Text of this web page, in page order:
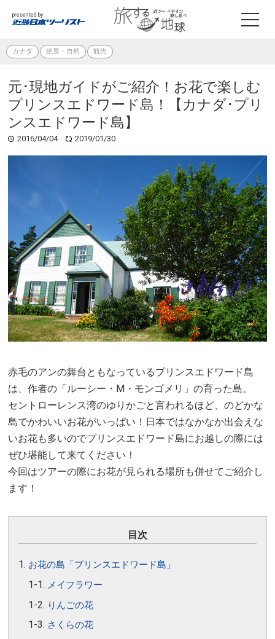
presented by
カナダ 絶景・自然 観光
元･現地ガイドがご紹介！お花で楽しむ
プリンスエドワード島！【カナダ･プリ
ンスエドワード島】
2016/04/04 2019/01/30
赤毛のアンの舞台ともなっているプリンスエドワード島
は、作者の「ルーシー・M・モンゴメリ」の育った島。
セントローレンス湾のゆりかごと言われるほど、のどかな
島でかわいいお花がいっぱい！日本ではなかなか出会えな
いお花も多いのでプリンスエドワード島にお越しの際には
ぜひ堪能して来てください！
今回はツアーの際にお花が見られる場所も併せてご紹介し
ます！
目次
お花の島「プリンスエドワード島」
メイフラワー
りんごの花
さくらの花